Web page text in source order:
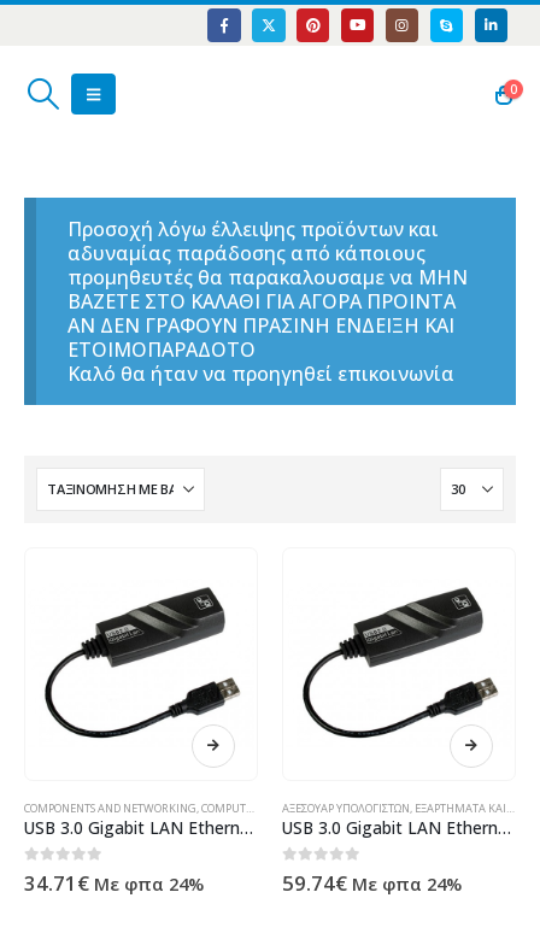
0
Προσοχή λόγω έλλειψης προϊόντων και
αδυναμίας παράδοσης από κάποιους
προμηθευτές θα παρακαλουσαμε να ΜΗΝ
ΒΑΖΕΤΕ ΣΤΟ ΚΑΛΑΘΙ ΓΙΑ ΑΓΟΡΑ ΠΡΟΙΝΤΑ
ΑΝ ΔΕΝ ΓΡΑΦΟΥΝ ΠΡΑΣΙΝΗ ΕΝΔΕΙΞΗ ΚΑΙ
ΕΤΟΙΜΟΠΑΡΑΔΟΤΟ
Καλό θα ήταν να προηγηθεί επικοινωνία
COMPONENTS AND NETWORKING COMPUTER ACESSORIES ,ΠΡΟΪΌΝΤΑ ΠΛΗΡΟΦΟΡΙΚΉΣ - ΚΙΝΗΤΉΣ
USB 3.0 Gigabit LAN Ethernet Adapter, No brand – 19038
0 out of 5
34.71 € Με φπα 24%
ΑΞΕΣΟΥΆΡ ΥΠΟΛΟΓΙΣΤΏΝ ΕΞΑΡΤΉΜΑΤΑ ΚΑΙ ΔΊΚΤΥΑ
USB 3.0 Gigabit LAN Ethernet Προσαρμογέας, No brand – 19038
0out of 5
59.74€ Με φπα 24%